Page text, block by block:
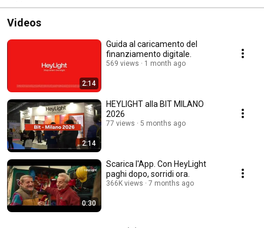
Videos
2:14
Guida al caricamento del
finanziamento digitale.
569 views 1 month ago
2:14
HEYLIGHT alla BIT MILANO
2026
77 views 5 months ago
0:30
Scarica l'App. Con HeyLight
paghi dopo, sorridi ora.
366K views 7 months ago